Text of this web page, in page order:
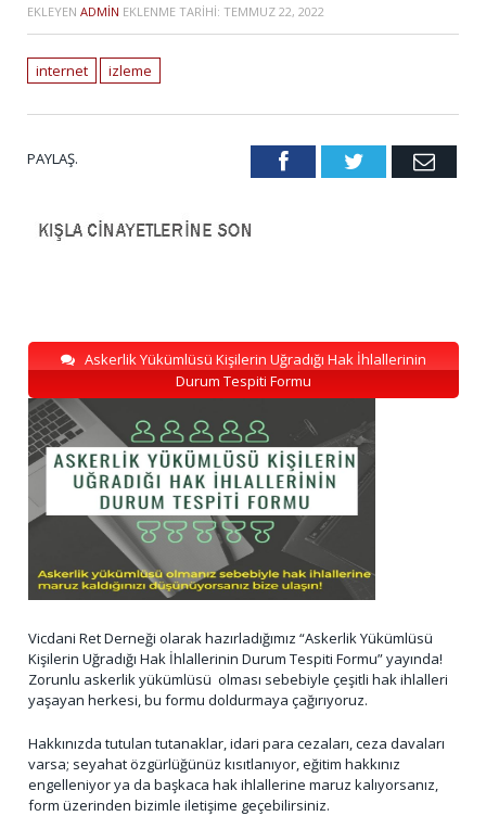
EKLEYEN ADMIN EKLENME TARIHI: TEMMUZ 22, 2022
internet izleme
PAYLAŞ. FacebookTwitter Email
Askerlik Yükümlüsü Kişilerin Uğradığı Hak İhlallerinin
Durum Tespiti Formu
Vicdani Ret Derneği olarak hazırladığımız “Askerlik Yükümlüsü
Kişilerin Uğradığı Hak İhlallerinin Durum Tespiti Formu” yayında!
Zorunlu askerlik yükümlüsü olması sebebiyle çeşitli hak ihlalleri
yaşayan herkesi, bu formu doldurmaya çağırıyoruz.
Hakkınızda tutulan tutanaklar, idari para cezaları, ceza davaları
varsa; seyahat özgürlüğünüz kısıtlanıyor, eğitim hakkınız
engelleniyor ya da başkaca hak ihlallerine maruz kalıyorsanız,
form üzerinden bizimle iletişime geçebilirsiniz.